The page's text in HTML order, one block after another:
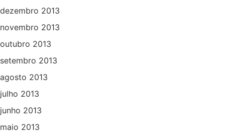
dezembro 2013
novembro 2013
outubro 2013
setembro 2013
agosto 2013
julho 2013
junho 2013
maio 2013